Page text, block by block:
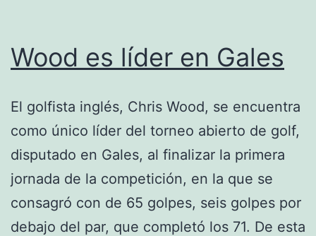
Wood es líder en Gales
El golfista inglés, Chris Wood, se encuentra
como único líder del torneo abierto de golf,
disputado en Gales, al finalizar la primera
jornada de la competición, en la que se
consagró con de 65 golpes, seis golpes por
debajo del par, que completó los 71. De esta